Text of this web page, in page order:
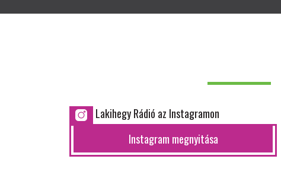
Lakihegy Rádió az Instagramon
Instagram megnyitása